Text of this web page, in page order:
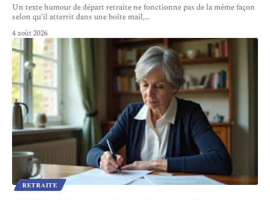
Un texte humour de départ retraite ne fonctionne pas de la même façon
selon qu'il atterrit dans une boîte mail,…
4 août 2026
RETRAITE